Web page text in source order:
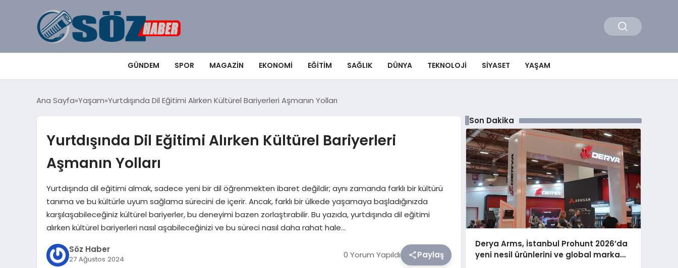
GÜNDEM SPOR MAGAZIN EKONOMI EĞITIM SAĞLIK DÜNYA TEKNOLOJI SIYASET YAŞAM
Ana Sayfa Yaşam Yurtdışında Dil Eğitimi Alırken Kültürel Bariyerleri Aşmanın Yolları
Yurtdışında Dil Eğitimi Alırken Kültürel Bariyerleri
Aşmanın Yolları
Yurtdışında dil eğitimi almak, sadece yeni bir dil öğrenmekten ibaret değildir; aynı zamanda farklı bir kültürü
tanıma ve bu kültürle uyum sağlama sürecini de içerir. Ancak, farklı bir ülkede yaşamaya başladığınızda
karşılaşabileceğiniz kültürel bariyerler, bu deneyimi bazen zorlaştırabilir. Bu yazıda, yurtdışında dil eğitimi
alırken kültürel bariyerleri nasıl aşabileceğinizi ve bu süreci nasıl daha rahat hale…
Söz Haber
27 Ağustos 2024 0 Yorum Yapıldı Paylaş
Son Dakika
Derya Arms, İstanbul Prohunt 2026’da
yeni nesil ürünlerini ve global marka